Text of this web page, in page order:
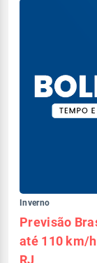
Inverno
Previsão
até 110 km/
RJ